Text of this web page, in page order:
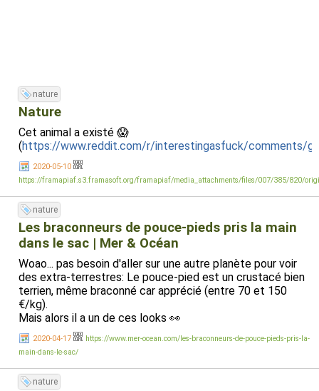
nature
Nature
Cet animal a existé 😱
(https://www.reddit.com/r/interestingasfuck/comments/
2020-05-10
https://framapiaf.s3.framasoft.org/framapiaf/media_attachments/files/007/385/820/
nature
Les braconneurs de pouce-pieds pris la main
dans le sac | Mer & Océan
Woao... pas besoin d'aller sur une autre planète pour voir
des extra-terrestres: Le pouce-pied est un crustacé bien
terrien, même braconné car apprécié (entre 70 et 150
€/kg).
Mais alors il a un de ces looks 👀
2020-04-17
https://www.mer-ocean.com/les-braconneurs-de-pouce-pieds-pris-la-
main-dans-le-sac/
nature